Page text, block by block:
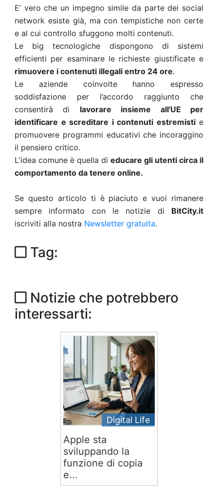
E’ vero che un impegno simile da parte dei social
network esiste già, ma con tempistiche non certe
e al cui controllo sfuggono molti contenuti.
Le big tecnologiche dispongono di sistemi
efficienti per esaminare le richieste giustificate e
rimuovere i contenuti illegali entro 24 ore.
Le aziende coinvolte hanno espresso
soddisfazione per l’accordo raggiunto che
consentirà di lavorare insieme all'UE per
identificare e screditare i contenuti estremistie
promuovere programmi educativi che incoraggino
il pensiero critico.
L'idea comune è quella di educare gli utenti circa il
comportamento da tenere online.
Se questo articolo ti è piaciuto e vuoi rimanere
sempre informato con le notizie di BitCity.it
iscriviti alla nostra Newsletter gratuita.
Tag:
Notizie che potrebbero
interessarti:
Digital Life
Apple sta
sviluppando la
funzione di copia
e...